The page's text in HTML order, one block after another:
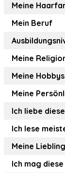
Meine
Mein Beruf
Meine
Meine Hobbys
Meine
Ich liebe
Ich lese
Meine
Ich mag